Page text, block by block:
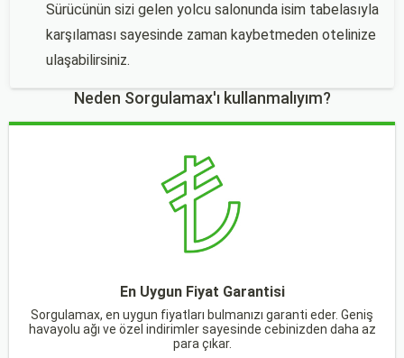
Sürücünün sizi gelen yolcu salonunda isim tabelasıyla
karşılaması sayesinde zaman kaybetmeden otelinize
ulaşabilirsiniz.
Neden Sorgulamax'ı kullanmalıyım?
En Uygun Fiyat Garantisi
Sorgulamax, en uygun fiyatları bulmanızı garanti eder. Geniş
havayolu ağı ve özel indirimler sayesinde cebinizden daha az
para çıkar.